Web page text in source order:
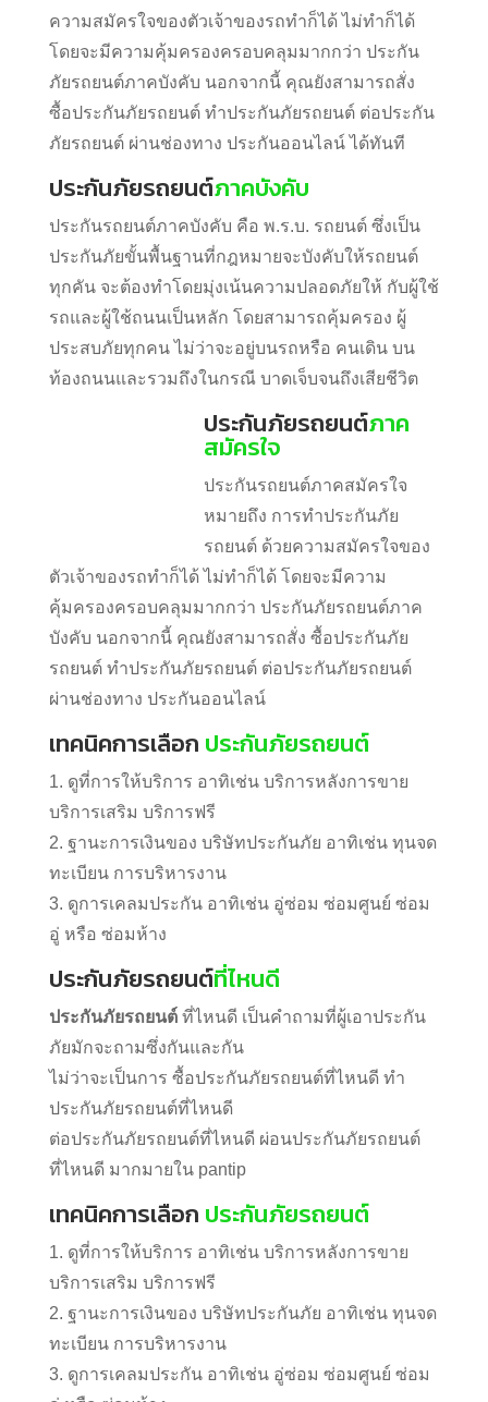
โดยจะมีความคุ้มครองครอบคลุมมากกว่า ประกัน
ภัยรถยนต์ภาคบังคับ นอกจากนี้ คุณยังสามารถสั่ง
ซื้อประกันภัยรถยนต์ ทำประกันภัยรถยนต์ ต่อประกัน
ภัยรถยนต์ ผ่านช่องทาง ประกันออนไลน์ ได้ทันที
ประกันภัยรถยนต์ภาคบังคับ
ประกันรถยนต์ภาคบังคับ คือ พ.ร.บ. รถยนต์ ซึ่งเป็น
ประกันภัยขั้นพื้นฐานที่กฎหมายจะบังคับให้รถยนต์
ทุกคัน จะต้องทำโดยมุ่งเน้นความปลอดภัยให้ กับผู้ใช้
รถและผู้ใช้ถนนเป็นหลัก โดยสามารถคุ้มครอง ผู้
ประสบภัยทุกคน ไม่ว่าจะอยู่บนรถหรือ คนเดิน บน
ท้องถนนและรวมถึงในกรณี บาดเจ็บจนถึงเสียชีวิต
ประกันภัยรถยนต์ภาค
สมัครใจ
ประกันรถยนต์ภาคสมัครใจ
หมายถึง การทำประกันภัย
รถยนต์ ด้วยความสมัครใจของ
ตัวเจ้าของรถทำก็ได้ ไม่ทำก็ได้ โดยจะมีความ
คุ้มครองครอบคลุมมากกว่า ประกันภัยรถยนต์ภาค
บังคับ นอกจากนี้ คุณยังสามารถสั่ง ซื้อประกันภัย
รถยนต์ ทำประกันภัยรถยนต์ ต่อประกันภัยรถยนต์
ผ่านช่องทาง ประกันออนไลน์
เทคนิคการเลือกประกันภัยรถยนต์
1. ดูที่การให้บริการ อาทิเช่น บริการหลังการขาย
บริการเสริม บริการฟรี
2. ฐานะการเงินของ บริษัทประกันภัย อาทิเช่น ทุนจด
ทะเบียน การบริหารงาน
3. ดูการเคลมประกัน อาทิเช่น อู่ซ่อม ซ่อมศูนย์ ซ่อม
อู่ หรือ ซ่อมห้าง
ประกันภัยรถยนต์
ประกันภัยรถยนต์ที่ไหนดี เป็นคำถามที่ผู้เอาประกัน
ภัยมักจะถามซึ่งกันและกัน
ไม่ว่าจะเป็นการ ซื้อประกันภัยรถยนต์ที่ไหนดี ทำ
ประกันภัยรถยนต์ที่ไหนดี
ต่อประกันภัยรถยนต์ที่ไหนดี ผ่อนประกันภัยรถยนต์
ที่ไหนดี มากมายใน pantip
เทคนิคการเลือกประกันภัยรถยนต์
1. ดูที่การให้บริการ อาทิเช่น บริการหลังการขาย
บริการเสริม บริการฟรี
2. ฐานะการเงินของ บริษัทประกันภัย อาทิเช่น ทุนจด
ทะเบียน การบริหารงาน
3. ดูการเคลมประกัน อาทิเช่น อู่ซ่อม ซ่อมศูนย์ ซ่อม
อู่ หรือ ซ่อมห้าง